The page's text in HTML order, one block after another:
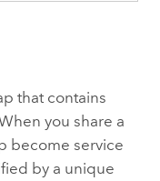
that contains
you share a
become service
by a unique